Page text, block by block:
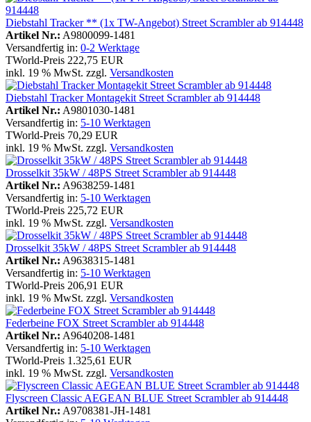
Diebstahl Tracker ** (1x TW-Angebot) Street Scrambler ab 914448
Artikel Nr.: A9800099-1481
Versandfertig in: 0-2 Werktage
TWorld-Preis 222,75 EUR
inkl. 19 % MwSt. zzgl. Versandkosten
Diebstahl Tracker Montagekit Street Scrambler ab 914448
Artikel Nr.: A9801030-1481
Versandfertig in: 5-10 Werktagen
TWorld-Preis 70,29 EUR
inkl. 19 % MwSt. zzgl. Versandkosten
Drosselkit 35kW / 48PS Street Scrambler ab 914448
Artikel Nr.: A9638259-1481
Versandfertig in: 5-10 Werktagen
TWorld-Preis 225,72 EUR
inkl. 19 % MwSt. zzgl. Versandkosten
Drosselkit 35kW / 48PS Street Scrambler ab 914448
Artikel Nr.: A9638315-1481
Versandfertig in: 5-10 Werktagen
TWorld-Preis 206,91 EUR
inkl. 19 % MwSt. zzgl. Versandkosten
Federbeine FOX Street Scrambler ab 914448
Artikel Nr.: A9640208-1481
Versandfertig in: 5-10 Werktagen
TWorld-Preis 1.325,61 EUR
inkl. 19 % MwSt. zzgl. Versandkosten
Flyscreen Classic AEGEAN BLUE Street Scrambler ab 914448
Artikel Nr.: A9708381-JH-1481